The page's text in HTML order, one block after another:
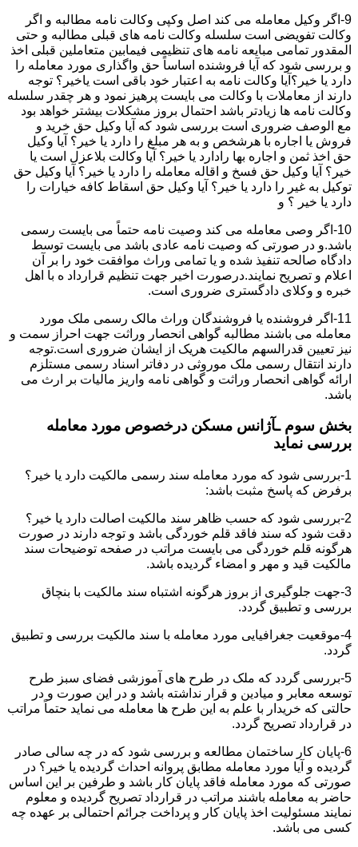
9-اگر وکیل معامله می کند اصل وکپی وکالت نامه مطالبه و اگر
وکالت تفویضی است سلسله وکالت نامه های قبلی مطالبه و حتی
المقدور تمامی مبایعه نامه های تنظیمی فیمابین متعاملین قبلی اخذ
و بررسی شود که آیا فروشنده اساساً حق واگذاری مورد معامله را
دارد یا خیر؟آیا وکالت نامه به اعتبار خود باقی است یاخیر؟ توجه
دارند از معاملات با وکالت می بایست پرهیز نمود و هر چقدر سلسله
وکالت نامه ها زیادتر باشد احتمال بروز مشکلات بیشتر خواهد بود
مع الوصف ضروری است بررسی شود که آیا وکیل حق خرید و
فروش یا اجاره با هرشخص و به هر مبلغ را دارد یا خیر؟ آیا وکیل
حق اخذ ثمن و اجاره بها رادارد یا خیر؟ آیا وکالت بلاعزل است یا
خیر؟ آیا وکیل حق فسخ و اقاله معامله را دارد یا خیر؟ آیا وکیل حق
توکیل به غیر را دارد یا خیر؟ آیا وکیل حق اسقاط کافه خیارات را
دارد یا خیر ؟ و
10-اگر وصی معامله می کند وصیت نامه حتماً می بایست رسمی
باشد.و در صورتی که وصیت نامه عادی باشد می بایست توسط
دادگاه صالحه تنفیذ شده و یا تمامی وراث موافقت خود را بر آن
اعلام و تصریح نمایند.درصورت اخیر جهت تنظیم قرارداد ه با اهل
خبره و وکلای دادگستری ضروری است.
11-اگر فروشنده یا فروشندگان وراث مالک رسمی ملک مورد
معامله می باشند مطالبه گواهی انحصار وراثت جهت احراز سمت و
نیز تعیین قدرالسهم مالکیت هریک از ایشان ضروری است.توجه
دارند انتقال رسمی ملک موروثی در دفاتر اسناد رسمی مستلزم
ارائه گواهی انحصار وراثت و گواهی نامه واریز مالیات بر ارث می
باشد.
بخش سوم ـآژانس مسکن درخصوص مورد معامله
بررسی نماید
1-بررسی شود که مورد معامله سند رسمی مالکیت دارد یا خیر؟
برفرض که پاسخ مثبت باشد:
2-بررسی شود که حسب ظاهر سند مالکیت اصالت دارد یا خیر؟
دقت شود که سند فاقد قلم خوردگی باشد و توجه دارند در صورت
هرگونه قلم خوردگی می بایست مراتب در صفحه توضیحات سند
مالکیت قید و مهر و امضاء گردیده باشد.
3-جهت جلوگیری از بروز هرگونه اشتباه سند مالکیت با بنچاق
بررسی و تطبیق گردد.
4-موقعیت جغرافیایی مورد معامله با سند مالکیت بررسی و تطبیق
گردد.
5-بررسی گردد که ملک در طرح های آموزشی فضای سبز طرح
توسعه معابر و میادین و قرار نداشته باشد و در این صورت و در
حالتی که خریدار با علم به این طرح ها معامله می نماید حتماً مراتب
در قرارداد تصریح گردد.
6-پایان کار ساختمان مطالعه و بررسی شود که در چه سالی صادر
گردیده و آیا مورد معامله مطابق پروانه احداث گردیده یا خیر؟ در
صورتی که مورد معامله فاقد پایان کار باشد و طرفین بر این اساس
حاضر به معامله باشند مراتب در قرارداد تصریح گردیده و معلوم
نمایند مسئولیت اخذ پایان کار و پرداخت جرائم احتمالی بر عهده چه
کسی می باشد.